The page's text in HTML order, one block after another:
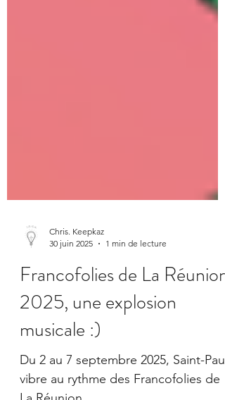
30 juin 2025
1 min de lecture
Francofolies de La Réunion
2025, une explosion
musicale :)
Du 2 au 7 septembre 2025, Saint-Paul